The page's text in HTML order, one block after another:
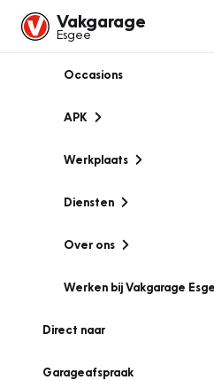
Vakgarage
Esgee
Occasions
APK
Werkplaats
Diensten
Over ons
Werken bij Vakgarage
Direct naar
Garageafspraak